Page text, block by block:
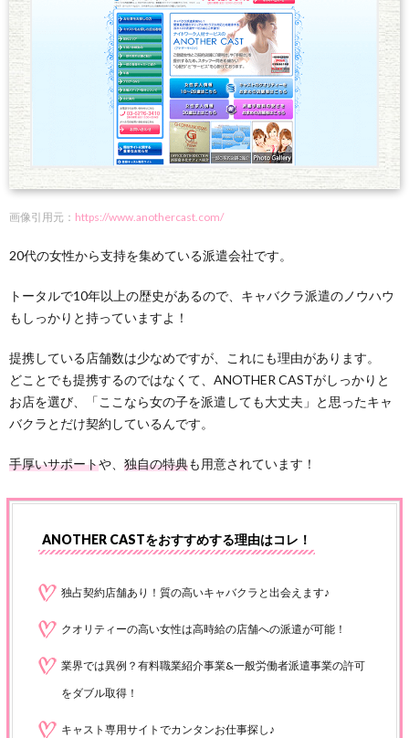
画像引用元： https://www.anothercast.com/
20代の女性から支持を集めている派遣会社です。
トータルで10年以上の歴史があるので、キャバクラ派遣のノウハウ
もしっかりと持っていますよ！
提携している店舗数は少なめですが、これにも理由があります。
どことでも提携するのではなくて、ANOTHER CASTがしっかりと
お店を選び、「ここなら女の子を派遣しても大丈夫」と思ったキャ
バクラとだけ契約しているんです。
手厚いサポートや、 独自の特典も用意されています！
ANOTHER CASTをおすすめする理由はコレ！
独占契約店舗あり！質の高いキャバクラと出会えます♪
クオリティーの高い女性は高時給の店舗への派遣が可能！
業界では異例？有料職業紹介事業&一般労働者派遣事業の許可
をダブル取得！
キャスト専用サイトでカンタンお仕事探し♪